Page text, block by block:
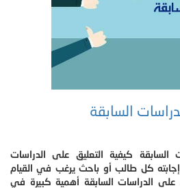
السابقة
السابقة كيفية التعليق على الدراسات
كل طالب أو باحث يرغب في القيام
الدراسات السابقة أهمية كبيرة في